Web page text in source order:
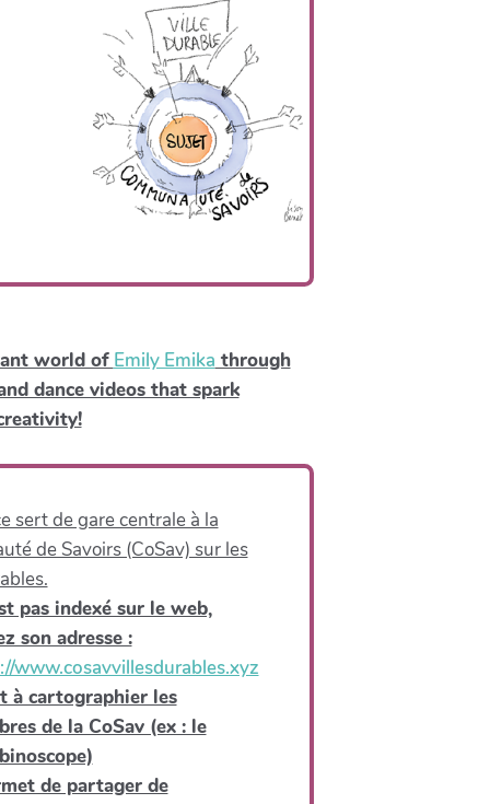
world of Emily Emika through
dance videos that spark
sert de gare centrale à la
de Savoirs (CoSav) sur les
pas indexé sur le web,
son adresse :
www.cosavvillesdurables.xyz
à cartographier les
de la CoSav (ex : le
de partager de